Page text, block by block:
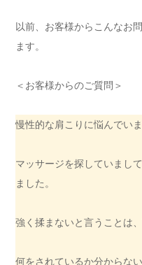
以前、お客様からこんなお
ます。
＜お客様からのご質問＞
慢性的な肩こりに悩んでいま
マッサージを探していまし
ました。
強く揉まないと言うことは
何をされているか分からな